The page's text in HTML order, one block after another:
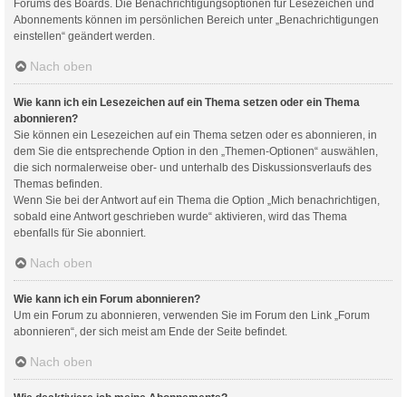
Forums des Boards. Die Benachrichtigungsoptionen für Lesezeichen und
Abonnements können im persönlichen Bereich unter „Benachrichtigungen
einstellen“ geändert werden.
Nach oben
Wie kann ich ein Lesezeichen auf ein Thema setzen oder ein Thema
abonnieren?
Sie können ein Lesezeichen auf ein Thema setzen oder es abonnieren, in
dem Sie die entsprechende Option in den „Themen-Optionen“ auswählen,
die sich normalerweise ober- und unterhalb des Diskussionsverlaufs des
Themas befinden.
Wenn Sie bei der Antwort auf ein Thema die Option „Mich benachrichtigen,
sobald eine Antwort geschrieben wurde“ aktivieren, wird das Thema
ebenfalls für Sie abonniert.
Nach oben
Wie kann ich ein Forum abonnieren?
Um ein Forum zu abonnieren, verwenden Sie im Forum den Link „Forum
abonnieren“, der sich meist am Ende der Seite befindet.
Nach oben